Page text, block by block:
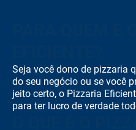
Seja você dono de pizzaria
do seu negócio ou se você
jeito certo, o Pizzaria
para ter lucro de verdade